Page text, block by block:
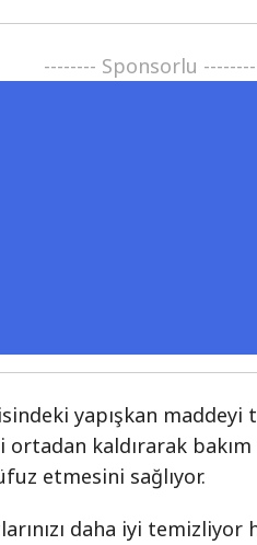
-------- Sponsorlu --------
yapışkan
kaldırarak
etmesini sağlıyor.
daha iyi temizliyor